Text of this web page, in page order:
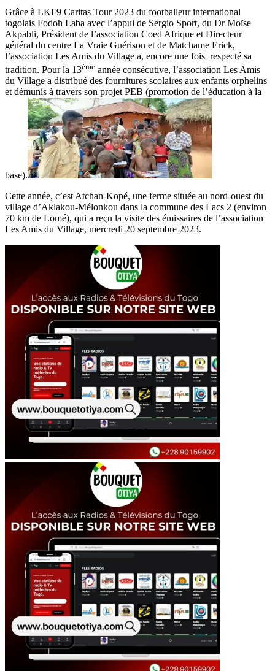
Message
Grâce à LKF9 Caritas Tour 2023 du footballeur international
togolais Fodoh Laba avec l’appui de Sergio Sport, du Dr Moïse
Akpabli, Président de l’association Coed Afrique et Directeur
général du centre La Vraie Guérison et de Matchame Erick,
l’association Les Amis du Village a, encore une fois respecté sa
tradition. Pour la 13ème année consécutive, l’association Les Amis
du Village a distribué des fournitures scolaires aux enfants orphelins
et démunis à travers son projet PEB (promotion de l’éducation à la
base).
Cette année, c’est Atchan-Kopé, une ferme située au nord-ouest du
village d’Aklakou-Mélonkou dans la commune des Lacs 2 (environ
70 km de Lomé), qui a reçu la visite des émissaires de l’association
Les Amis du Village, mercredi 20 septembre 2023.